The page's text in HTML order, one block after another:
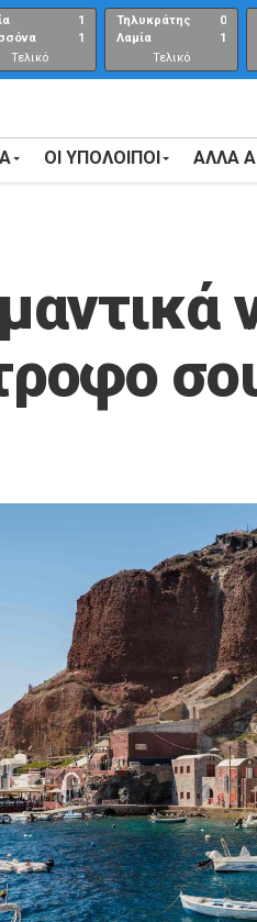
1
1
Τελικό
Τηλυκράτης
Λαμία
0
1
Τελικό
αποτέλεσμα
ΟΙ ΥΠΟΛΟΙΠΟΙ ΑΛΛΑ